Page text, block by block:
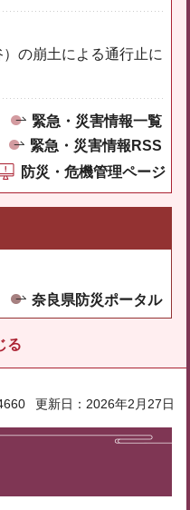
の崩土による通行止に
緊急・災害情報一覧
緊急・災害情報RSS
防災・危機管理ページ
奈良県防災ポータル
る
更新日：2026年2月27日